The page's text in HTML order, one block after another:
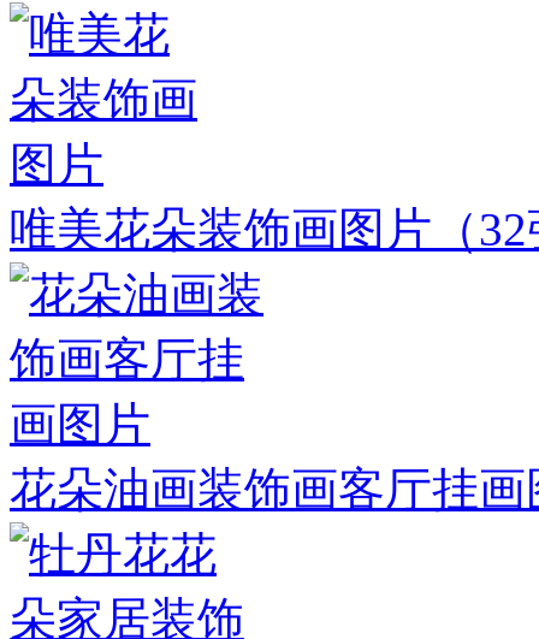
唯美花朵装饰画图片 （
花朵油画装饰画客厅挂画